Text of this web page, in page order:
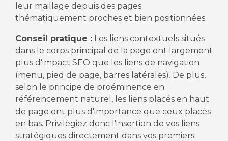
leur maillage depuis des pages
thématiquement proches et bien positionnées.
Conseil pratique :Les liens contextuels situés
dans le corps principal de la page ont largement
plus d'impact SEO que les liens de navigation
(menu, pied de page, barres latérales). De plus,
selon le principe de proéminence en
référencement naturel, les liens placés en haut
de page ont plus d'importance que ceux placés
en bas. Privilégiez donc l'insertion de vos liens
stratégiques directement dans vos premiers